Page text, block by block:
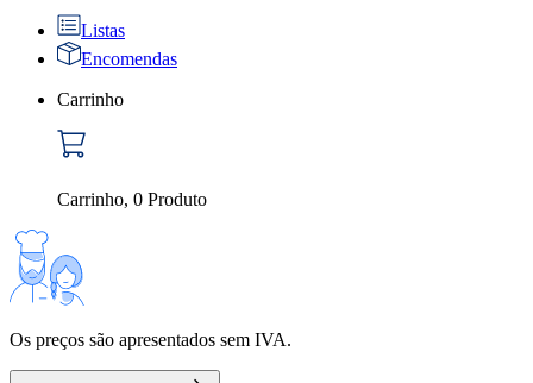
Listas
Encomendas
Carrinho
Carrinho, 0 Produto
Os preços são apresentados sem IVA.